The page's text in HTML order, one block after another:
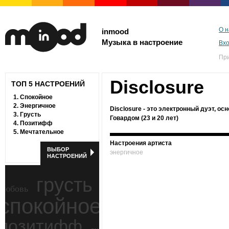
inmood
Музыка в настроение
О
ТОП 5 НАСТРОЕНИЙ
1. Спокойное
2. Энергичное
3. Грусть
4. Позитифф
5. Мечтательное
ВЫБОР
НАСТРОЕНИЙ
грусть
Disclosure
Disclosure - это электронный дуэт,
Говардом (23 и 20 лет)
Настроения артиста
энергичное